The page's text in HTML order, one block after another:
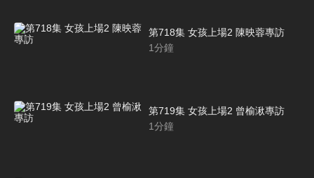
第718集 女孩上場2 陳映蓉專訪
1分鐘
第719集 女孩上場2 曾榆湫專訪
1分鐘